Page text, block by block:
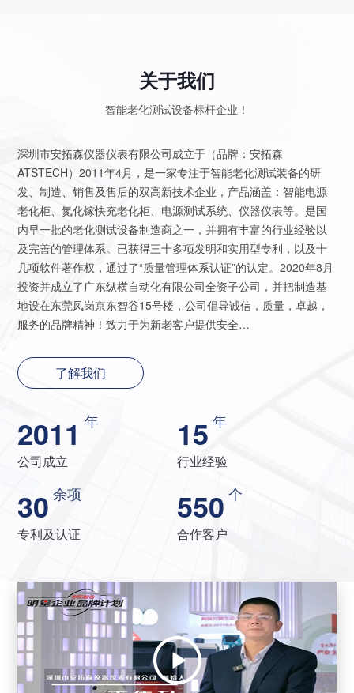
关于我们
智能老化测试设备标杆企业！
深圳市安拓森仪器仪表有限公司成立于（品牌：安拓森
ATSTECH）2011年4月，是一家专注于智能老化测试装备的研
发、制造、销售及售后的双高新技术企业，产品涵盖：智能电源
老化柜、氮化镓快充老化柜、电源测试系统、仪器仪表等。是国
内早一批的老化测试设备制造商之一，并拥有丰富的行业经验以
及完善的管理体系。已获得三十多项发明和实用型专利，以及十
几项软件著作权，通过了“质量管理体系认证”的认定。2020年8月
投资并成立了广东纵横自动化有限公司全资子公司，并把制造基
地设在东莞凤岗京东智谷15号楼，公司倡导诚信，质量，卓越，
服务的品牌精神！致力于为新老客户提供安全…
了解我们
2011 年
公司成立
15 年
行业经验
30 余项
专利及认证
550 个
合作客户